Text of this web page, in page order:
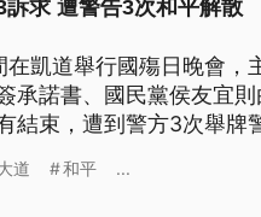
求 遭警告3次和平解散
凱道舉行國殤日晚會，
承諾書、國民黨侯友宜
結束，遭到警方3次舉牌
道 和平 ...